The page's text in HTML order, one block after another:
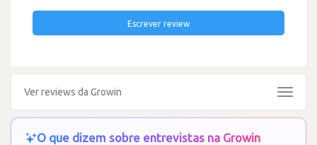
Escrever review
Ver reviews da Growin
Toggle
O que dizem sobre entrevistas na Growin